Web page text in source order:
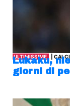
ULTIMISSIME |
Lukaku,
giorni di